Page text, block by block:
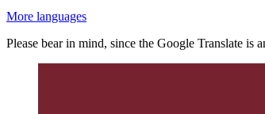
More languages
Please bear in mind, since the Google Translate